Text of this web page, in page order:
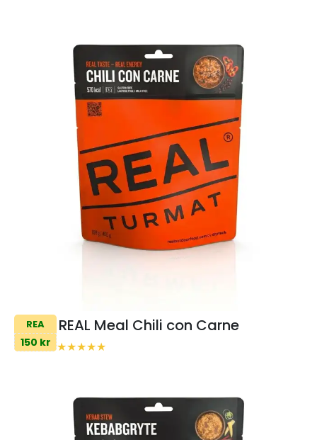
REA
150 kr
REAL Meal Chili con Carne